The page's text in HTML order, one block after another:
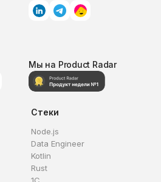
Мы на Product Radar
Стеки
Node.js
Data Engineer
Kotlin
Rust